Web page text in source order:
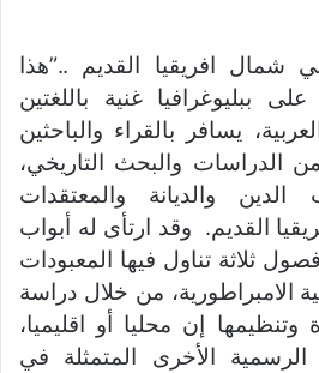
شمال افريقيا القديم ..”هذا
ببليوغرافيا غنية باللغتين
يسافر بالقراء والباحثين
الدراسات والبحث التاريخي،
والديانة والمعتقدات
القديم. وقد ارتأى له أبواب
ثلاثة تناول فيها المعبودات
الامبراطورية، من خلال دراسة
إن محليا أو اقليميا،
الرسمية الأخرى المتمثلة في